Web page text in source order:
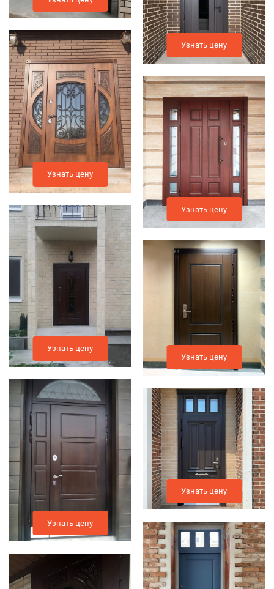
Узнать цену
Узнать цену
Узнать цену
Узнать цену
Узнать цену
Узнать цену
Узнать цену